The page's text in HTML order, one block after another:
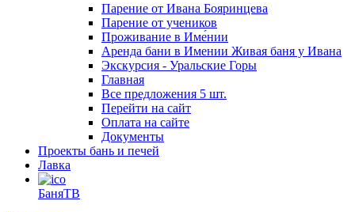
Парение от Ивана Бояринцева
Парение от учеников
Проживание в Име́нии
Аренда бани в Имении Живая баня у Ивана
Экскурсия - Уральские Горы
Главная
Все предложения 5 шт.
Перейти на сайт
Оплата на сайте
Документы
Проекты бань и печей
Лавка
БаняТВ